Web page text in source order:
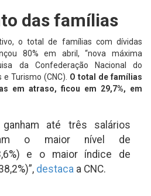
das famílias
o total de famílias com dívidas
80% em abril, “nova máxima
da Confederação Nacional do
Turismo (CNC). O total de famílias
em atraso, ficou em 29,7%, em
até três salários
o maior nível de
e o maior índice de
destaca a CNC.